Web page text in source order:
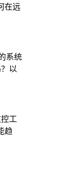
在远
系统
以
工
趋